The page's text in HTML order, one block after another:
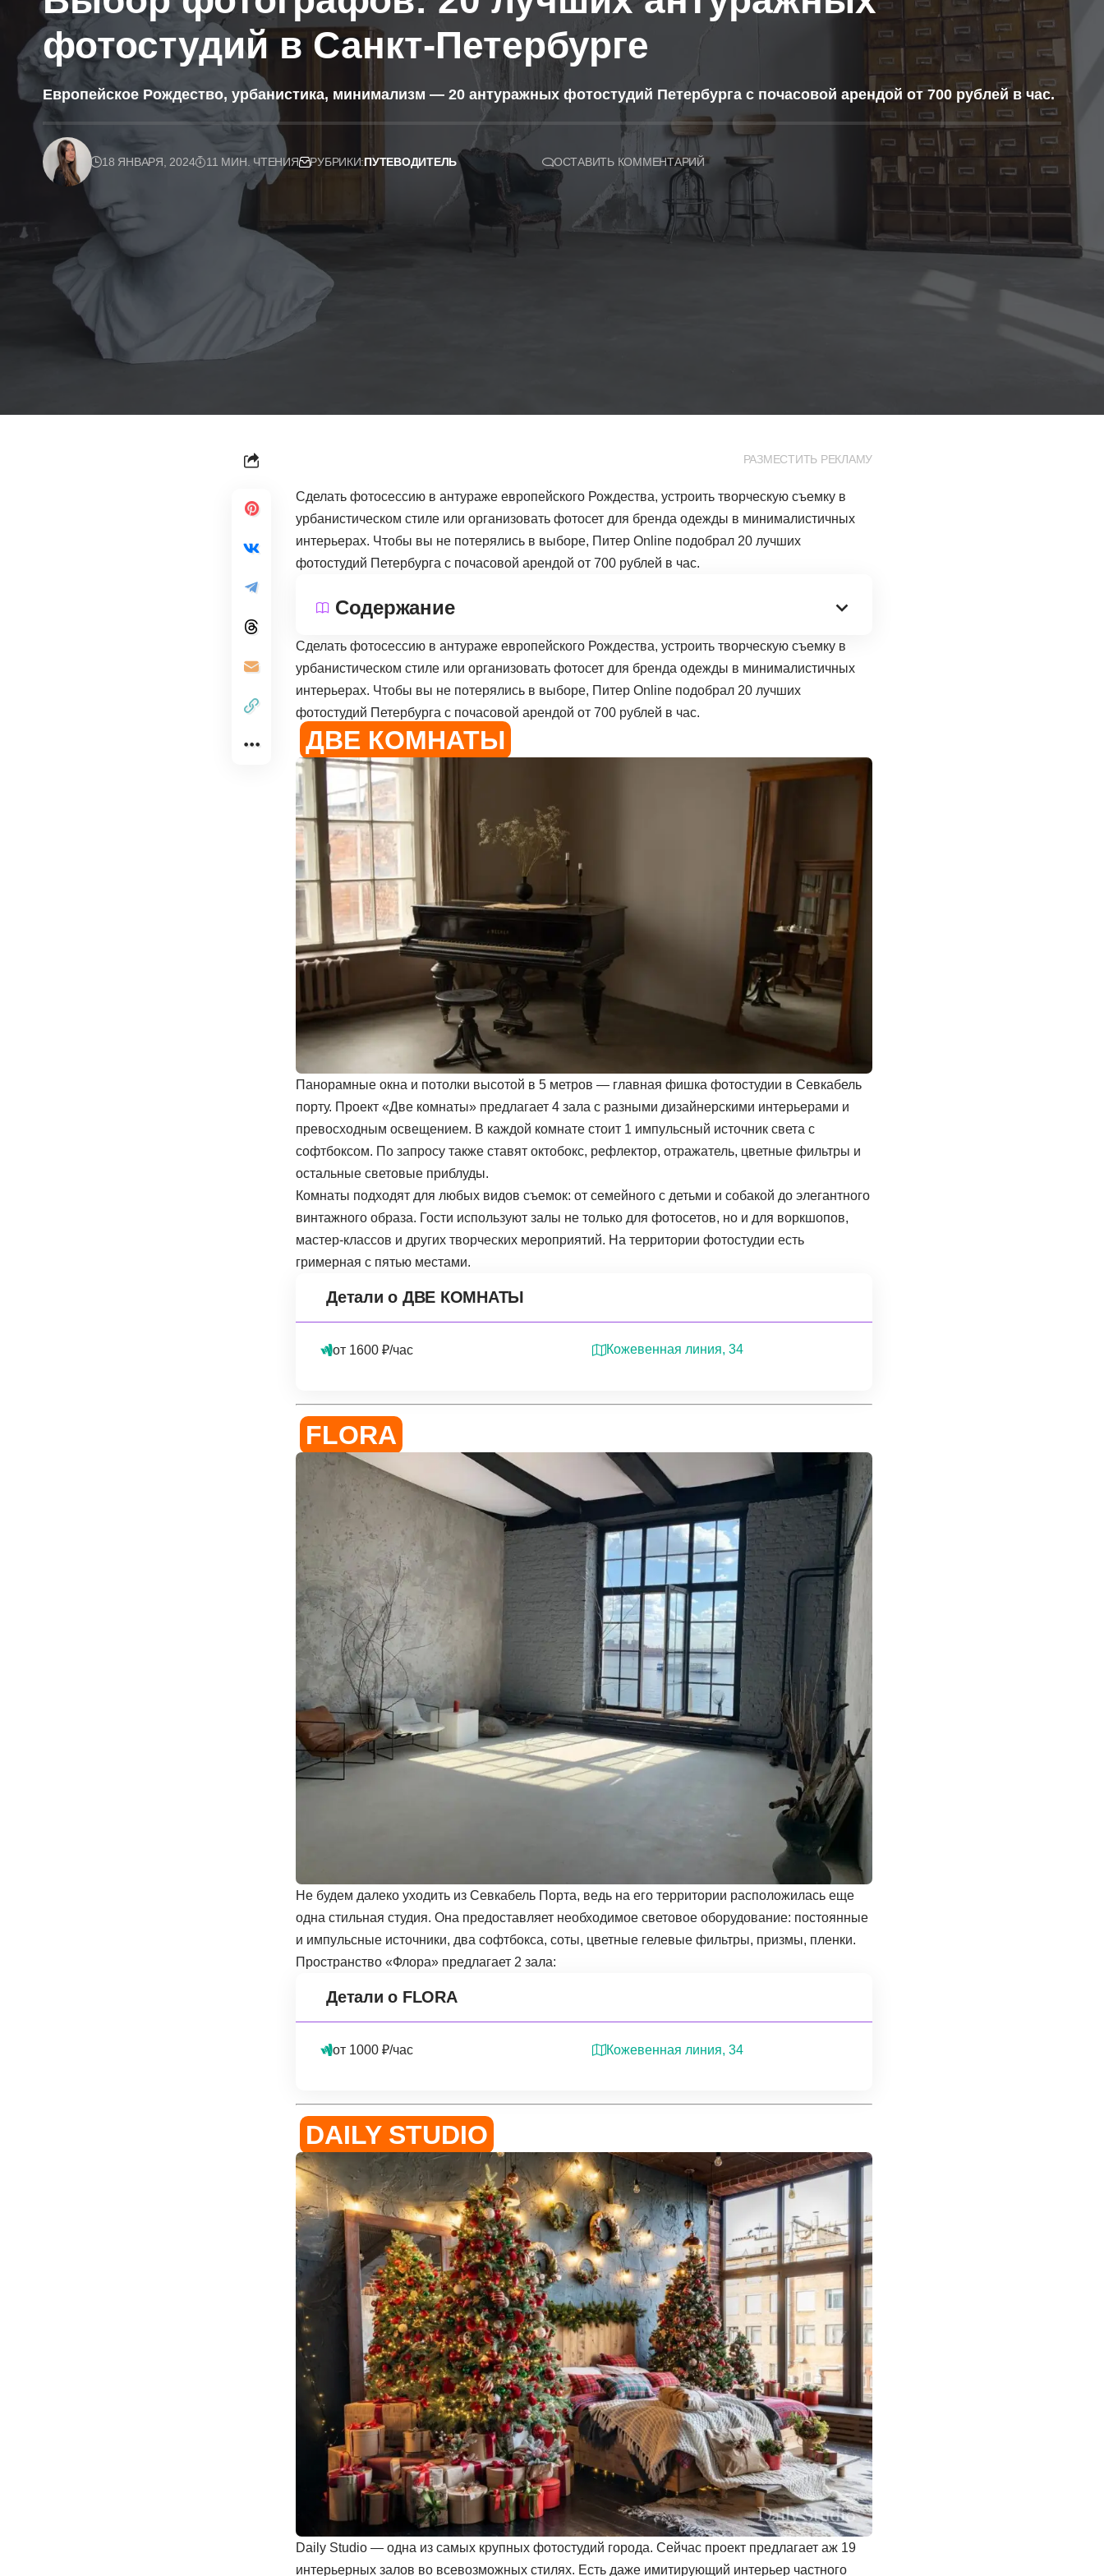
фотостудий в Санкт-Петербурге
Европейское Рождество, урбанистика, минимализм — 20 антуражных фотостудий Петербурга с почасовой арендой от 700 рублей в час.
18 ЯНВАРЯ, 2024 11 МИН. ЧТЕНИЯ РУБРИКИ:ПУТЕВОДИТЕЛЬ ОСТАВИТЬ КОММЕНТАРИЙ
РАЗМЕСТИТЬ РЕКЛАМУ
Сделать фотосессию в антураже европейского Рождества, устроить творческую съемку в
урбанистическом стиле или организовать фотосет для бренда одежды в минималистичных
интерьерах. Чтобы вы не потерялись в выборе, Питер Online подобрал 20 лучших
фотостудий Петербурга с почасовой арендой от 700 рублей в час.
Содержание
Сделать фотосессию в антураже европейского Рождества, устроить творческую съемку в
урбанистическом стиле или организовать фотосет для бренда одежды в минималистичных
интерьерах. Чтобы вы не потерялись в выборе, Питер Online подобрал 20 лучших
фотостудий Петербурга с почасовой арендой от 700 рублей в час.
ДВЕ КОМНАТЫ
Панорамные окна и потолки высотой в 5 метров — главная фишка фотостудии в Севкабель
порту. Проект «‎Две комнаты» предлагает 4 зала с разными дизайнерскими интерьерами и
превосходным освещением. В каждой комнате стоит 1 импульсный источник света с
софтбоксом. По запросу также ставят октобокс, рефлектор, отражатель, цветные фильтры и
остальные световые приблуды.
Комнаты подходят для любых видов съемок: от семейного с детьми и собакой до элегантного
винтажного образа. Гости используют залы не только для фотосетов, но и для воркшопов,
мастер-классов и других творческих мероприятий. На территории фотостудии есть
гримерная с пятью местами.
Детали о ДВЕ КОМНАТЫ
от 1600 ₽/час Кожевенная линия, 34
FLORA
Не будем далеко уходить из Севкабель Порта, ведь на его территории расположилась еще
одна стильная студия. Она предоставляет необходимое световое оборудование: постоянные
и импульсные источники, два софтбокса, соты, цветные гелевые фильтры, призмы, пленки.
Пространство «Флора‎» предлагает 2 зала:
Детали о FLORA
от 1000 ₽/час Кожевенная линия, 34
DAILY STUDIO
Daily Studio — одна из самых крупных фотостудий города. Сейчас проект предлагает аж 19
интерьерных залов во всевозможных стилях. Есть даже имитирующий интерьер частного